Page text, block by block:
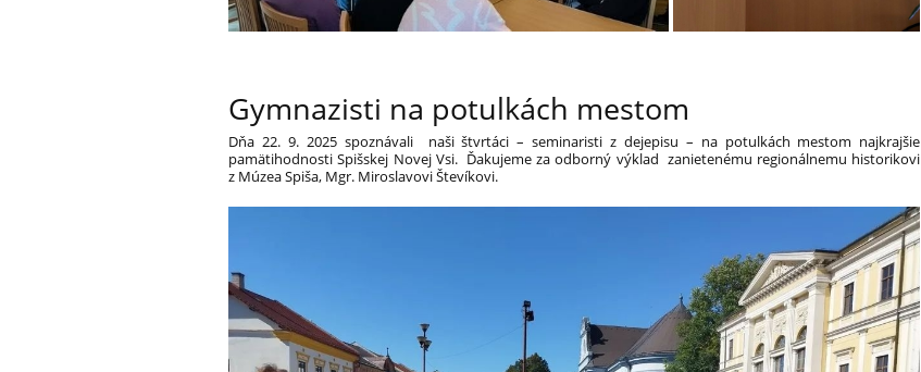
Gymnazisti na potulkách mestom
Dňa 22. 9. 2025 spoznávali naši štvrtáci – seminaristi z dejepisu – na potulkách mestom najkrajšie
pamätihodnosti Spišskej Novej Vsi. Ďakujeme za odborný výklad zanietenému regionálnemu historikovi
z Múzea Spiša, Mgr. Miroslavovi Števíkovi.